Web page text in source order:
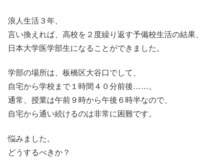
浪人生活３年、
言い換えれば、高校を２度繰り返す予備校生活の結果、
日本大学医学部生になることができました。
学部の場所は、板橋区大谷口でして、
自宅から学校まで１時間４０分前後……。
通常、授業は午前９時から午後６時半なので、
自宅から通い続けるのは非常に困難です。
悩みました。
どうするべきか？